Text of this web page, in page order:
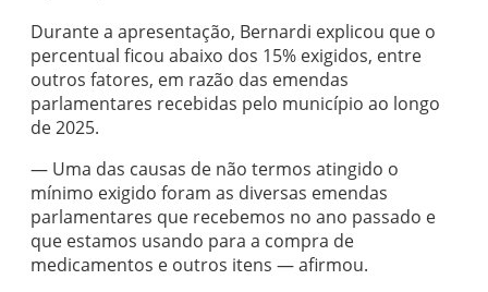
Durante a apresentação, Bernardi explicou que o
percentual ficou abaixo dos 15% exigidos, entre
outros fatores, em razão das emendas
parlamentares recebidas pelo município ao longo
de 2025.
— Uma das causas de não termos atingido o
mínimo exigido foram as diversas emendas
parlamentares que recebemos no ano passado e
que estamos usando para a compra de
medicamentos e outros itens — afirmou.